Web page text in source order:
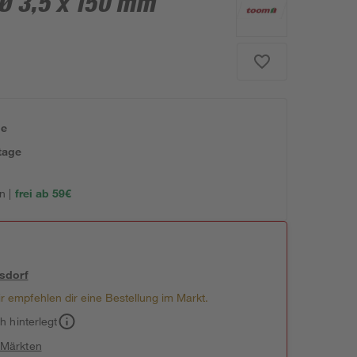
| frei ab 59€
empfehlen dir eine Bestellung im Markt.
hinterlegt